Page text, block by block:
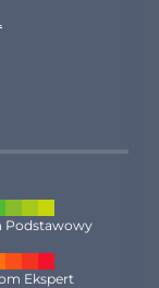
Podstawowy
Ekspert